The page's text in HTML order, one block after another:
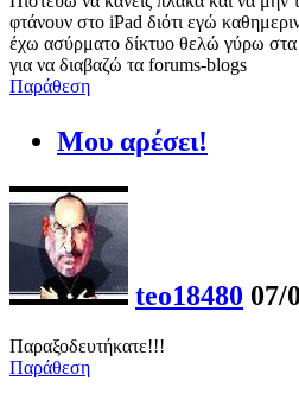
φτάνουν στο iPad διότι εγώ
έχω ασύρματο δίκτυο θελώ γύρω
για να διαβαζώ τα forums-blogs
Παράθεση
Μου αρέσει!
teo18480 07/
Παραξοδευτήκατε!!!
Παράθεση